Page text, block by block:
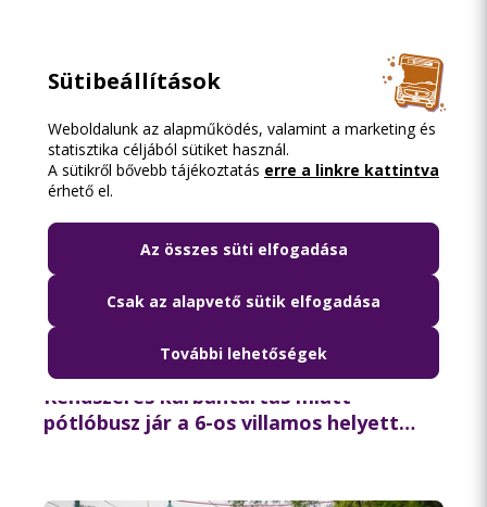
2026.08.06. 11:21
Rendszeres karbantartás miatt
pótlóbusz jár a 6-os villamos helyett
Sütibeállítások
Weboldalunk az alapműködés, valamint a marketing és
statisztika céljából sütiket használ.
A sütikről bővebb tájékoztatás erre a linkre kattintva
érhető el.
Az összes süti elfogadása
Csak az alapvető sütik elfogadása
További lehetőségek